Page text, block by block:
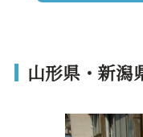
山形県・新潟